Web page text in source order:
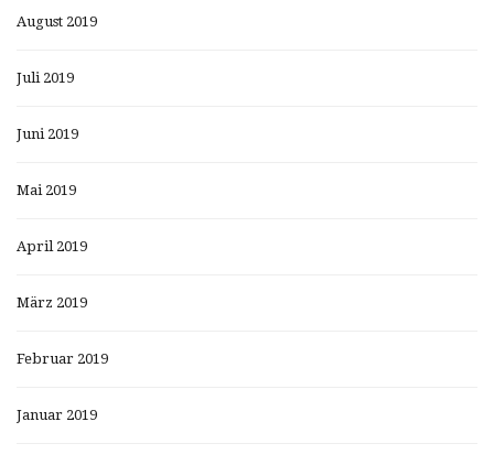
August 2019
Juli 2019
Juni 2019
Mai 2019
April 2019
März 2019
Februar 2019
Januar 2019